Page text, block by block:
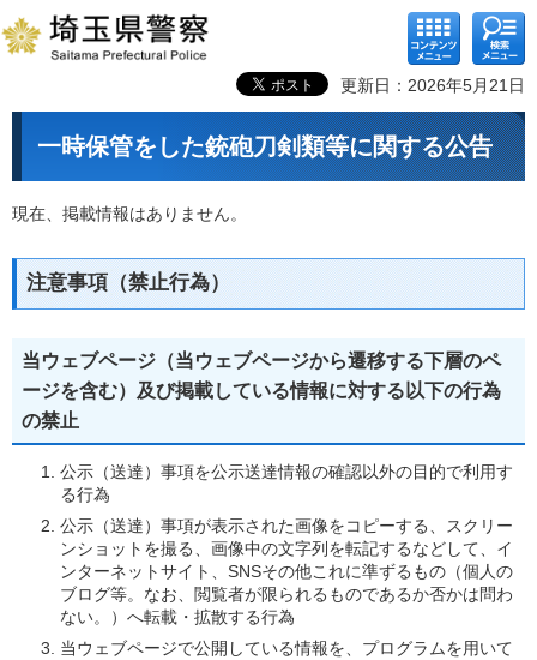
コンテ
ンツメ
ニュー
検索メ
ニュー
更新日：2026年5月21日
一時保管をした銃砲刀剣類等に関する公告
現在、掲載情報はありません。
注意事項（禁止行為）
当ウェブページ（当ウェブページから遷移する下層のペ
ージを含む）及び掲載している情報に対する以下の行為
の禁止
公示（送達）事項を公示送達情報の確認以外の目的で利用す
る行為
公示（送達）事項が表示された画像をコピーする、スクリー
ンショットを撮る、画像中の文字列を転記するなどして、イ
ンターネットサイト、SNSその他これに準ずるもの（個人の
ブログ等。なお、閲覧者が限られるものであるか否かは問わ
ない。）へ転載・拡散する行為
当ウェブページで公開している情報を、プログラムを用いて